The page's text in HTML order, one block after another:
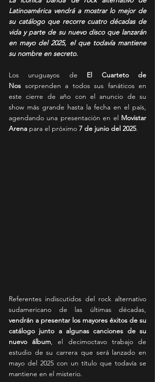
Latinoamérica vendrá a mostrar lo mejor de
su catálogo que recorre cuatro décadas de
vida y parte de su nuevo disco que lanzarán
en mayo del 2025, el que todavía mantiene
su nombre en secreto.
Los uruguayos de El Cuarteto de
Nos sorprenden a todos sus fanáticos en
este cierre de año con el anuncio de su
show más grande hasta la fecha en el país,
agendando una presentación en el Movistar
Arena para el próximo 7 de junio del 2025.
Referentes indiscutidos del rock alternativo
vendrán a presentar los mayores éxitos de su
catálogo junto a algunas canciones de su
nuevo álbum, el decimoctavo trabajo de
estudio de su carrera que será lanzado en
mayo del 2025 con un título que todavía se
mantiene en el misterio.